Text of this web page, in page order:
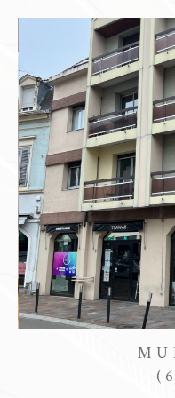
Grâce à notre
annonces de vente
adaptées à un
Que vous soyez
immobilierou que
bien à Mulhouse,
fournir les meilleurs
votre investissement
vente de votre bien
Location
Vous cherchez à
ou un